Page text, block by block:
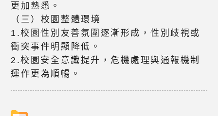
更加熟悉。
（三）校園整體環境
1.校園性別友善氛圍逐漸形成，性別歧視或
衝突事件明顯降低。
2.校園安全意識提升，危機處理與通報機制
運作更為順暢。